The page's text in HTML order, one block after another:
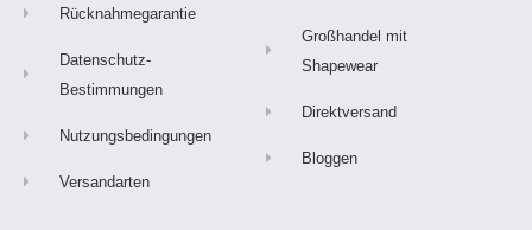
Rücknahmegarantie
Datenschutz-
Bestimmungen
Nutzungsbedingungen
Versandarten
Großhandel mit
Shapewear
Direktversand
Bloggen